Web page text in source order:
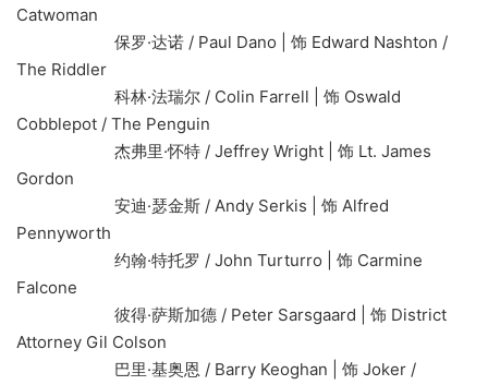
Catwoman
保罗·达诺 / Paul Dano | 饰 Edward Nashton /
The Riddler
科林·法瑞尔 / Colin Farrell | 饰 Oswald
Cobblepot / The Penguin
杰弗里·怀特 / Jeffrey Wright | 饰 Lt. James
Gordon
安迪·瑟金斯 / Andy Serkis | 饰 Alfred
Pennyworth
约翰·特托罗 / John Turturro | 饰 Carmine
Falcone
彼得·萨斯加德 / Peter Sarsgaard | 饰 District
Attorney Gil Colson
巴里·基奥恩 / Barry Keoghan | 饰 Joker /